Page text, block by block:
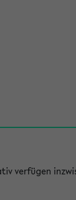
verfügen